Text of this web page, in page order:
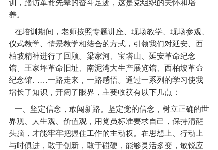
训，踏访革命先辈的奋斗足迹，这是党组织的关怀和培
养。
在培训期间，老师按照专题讲座、现场教学、现场参观、
仪式教学、情景教学相结合的方式，引领我们对延安、西
柏坡精神进行了回顾。梁家河、宝塔山、延安革命纪念
馆、王家坪革命旧址、南泥湾大生产展览馆、西柏坡革命
纪念馆……一路走来，一路感悟。通过一系列的学习使我
增长了知识，开阔了眼界，主要收获有以下几点：
一、坚定信念，敢闯新路。坚定党的信念，树立正确的世
界观、人生观、价值观，用党员标准要求自己，保持清醒
头脑，才能牢牢把握住工作的主动权。在思想上、行动上
与时俱进，敢于创新，敢于碰硬，能够灵活多变，敏锐应